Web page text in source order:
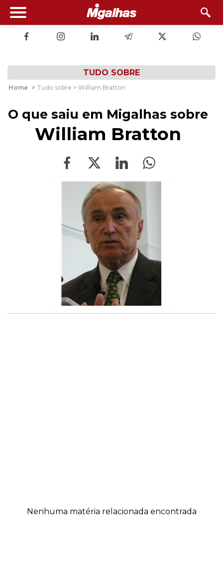
TUDO SOBRE
Home > Tudo sobre > William Bratton
O que saiu em Migalhas sobre
William Bratton
Nenhuma matéria relacionada encontrada